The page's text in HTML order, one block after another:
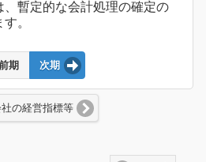
暫定的な会計処理の確定の
。
期 次期
の経営指標等